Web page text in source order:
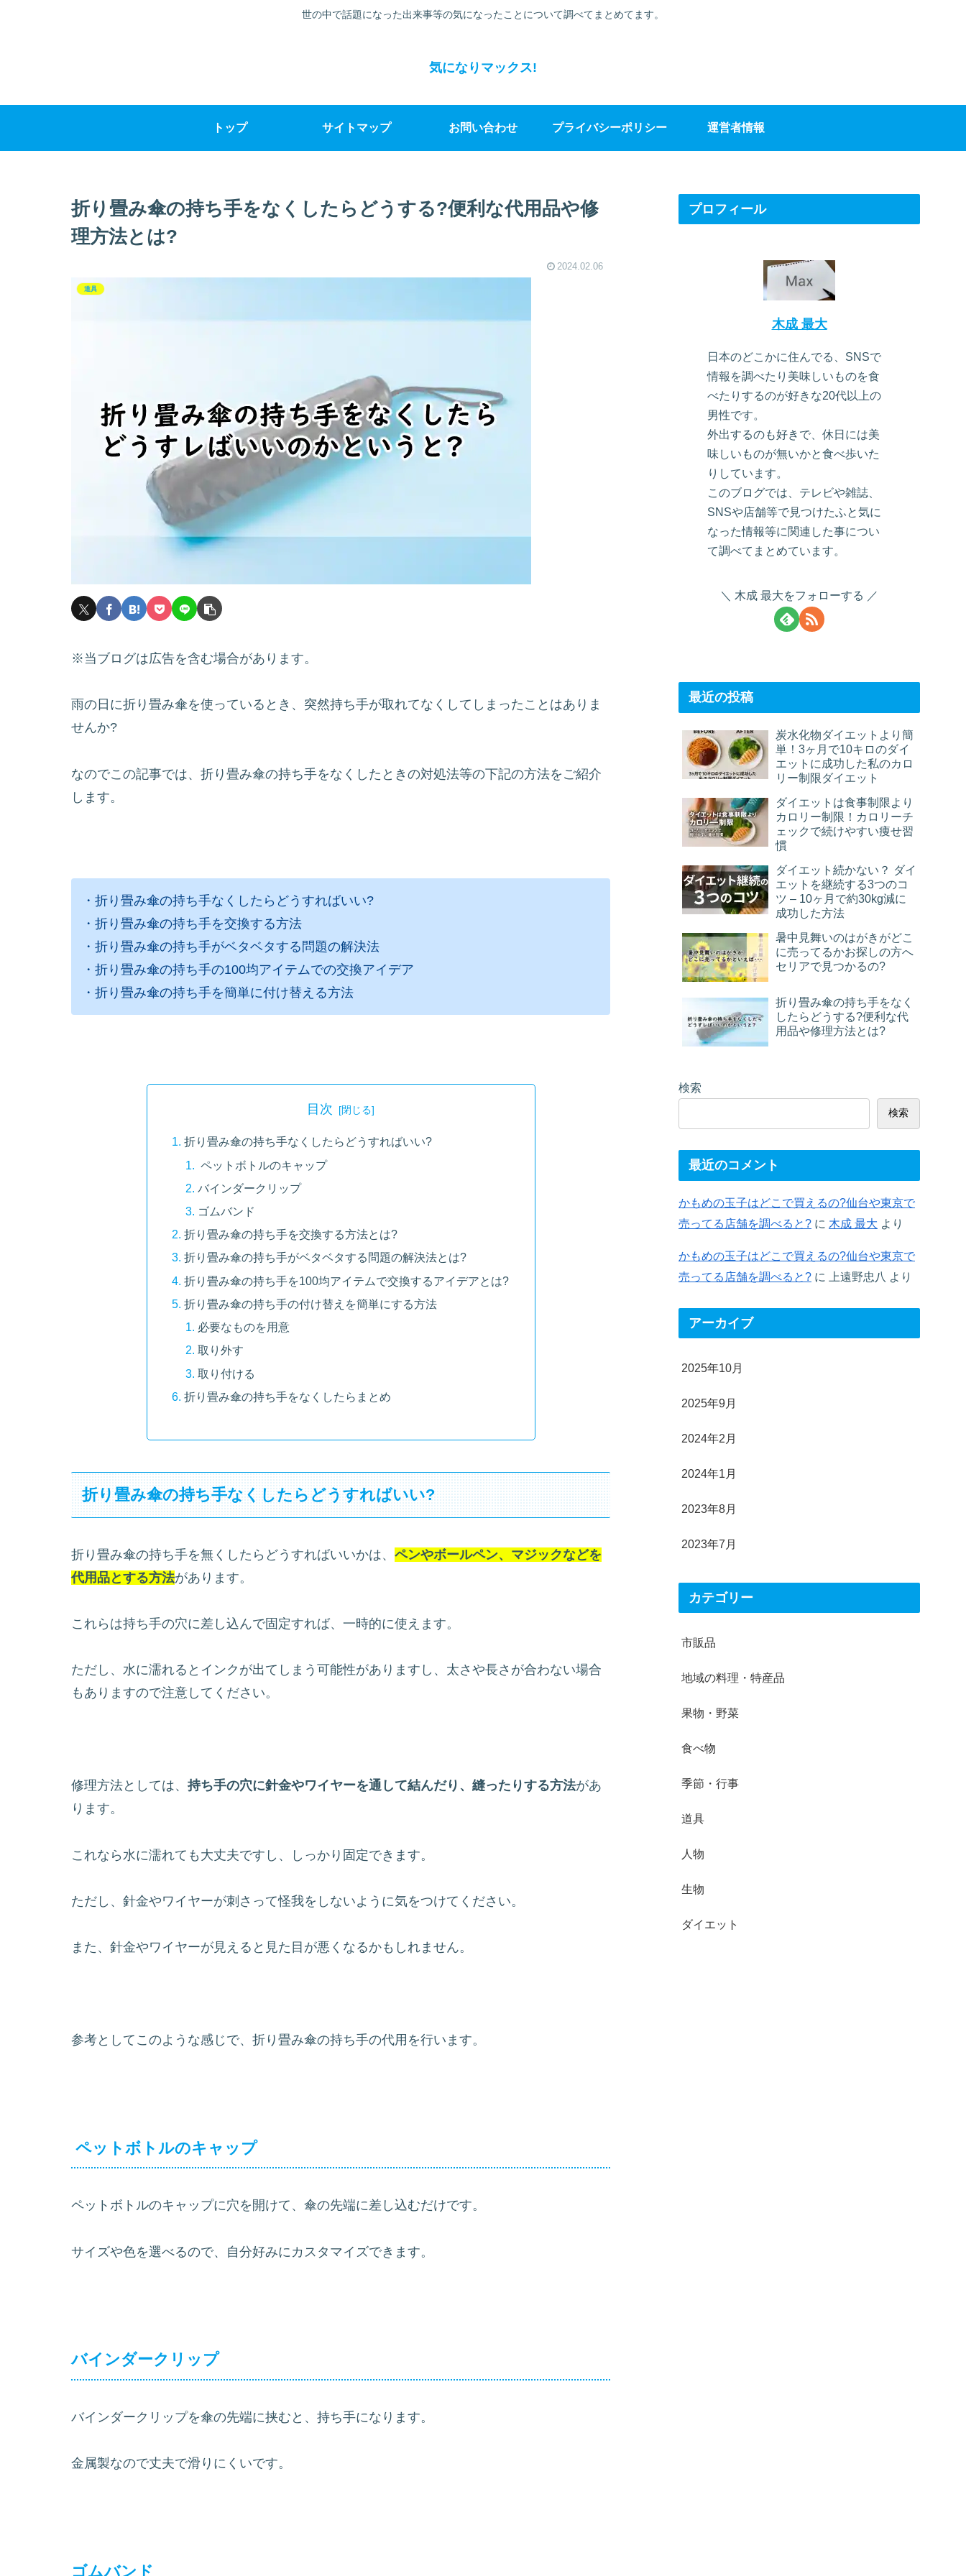
世の中で話題になった出来事等の気になったことについて調べてまとめてます。
気になりマックス!
トップ サイトマップ お問い合わせ プライバシーポリシー 運営者情報
折り畳み傘の持ち手をなくしたらどうする?便利な代用品や修
理方法とは?
2024.02.06
道具
※当ブログは広告を含む場合があります。
雨の日に折り畳み傘を使っているとき、突然持ち手が取れてなくしてしまったことはありま
せんか?
なのでこの記事では、折り畳み傘の持ち手をなくしたときの対処法等の下記の方法をご紹介
します。
・折り畳み傘の持ち手なくしたらどうすればいい?
・折り畳み傘の持ち手を交換する方法
・折り畳み傘の持ち手がベタベタする問題の解決法
・折り畳み傘の持ち手の100均アイテムでの交換アイデア
・折り畳み傘の持ち手を簡単に付け替える方法
目次
折り畳み傘の持ち手なくしたらどうすればいい?
ペットボトルのキャップ
バインダークリップ
ゴムバンド
折り畳み傘の持ち手を交換する方法とは?
折り畳み傘の持ち手がベタベタする問題の解決法とは?
折り畳み傘の持ち手を100均アイテムで交換するアイデアとは?
折り畳み傘の持ち手の付け替えを簡単にする方法
必要なものを用意
取り外す
取り付ける
折り畳み傘の持ち手をなくしたらまとめ
折り畳み傘の持ち手なくしたらどうすればいい?
折り畳み傘の持ち手を無くしたらどうすればいいかは、 ペンやボールペン、マジックなどを
代用品とする方法があります。
これらは持ち手の穴に差し込んで固定すれば、一時的に使えます。
ただし、水に濡れるとインクが出てしまう可能性がありますし、太さや長さが合わない場合
もありますので注意してください。
修理方法としては、 持ち手の穴に針金やワイヤーを通して結んだり、縫ったりする方法があ
ります。
これなら水に濡れても大丈夫ですし、しっかり固定できます。
ただし、針金やワイヤーが刺さって怪我をしないように気をつけてください。
また、針金やワイヤーが見えると見た目が悪くなるかもしれません。
参考としてこのような感じで、折り畳み傘の持ち手の代用を行います。
ペットボトルのキャップ
ペットボトルのキャップに穴を開けて、傘の先端に差し込むだけです。
サイズや色を選べるので、自分好みにカスタマイズできます。
バインダークリップ
バインダークリップを傘の先端に挟むと、持ち手になります。
金属製なので丈夫で滑りにくいです。
ゴムバンド
プロフィール
木成 最大
日本のどこかに住んでる、SNSで
情報を調べたり美味しいものを食
べたりするのが好きな20代以上の
男性です。
外出するのも好きで、休日には美
味しいものが無いかと食べ歩いた
りしています。
このブログでは、テレビや雑誌、
SNSや店舗等で見つけたふと気に
なった情報等に関連した事につい
て調べてまとめています。
木成 最大をフォローする
最近の投稿
炭水化物ダイエットより簡
単！3ヶ月で10キロのダイ
エットに成功した私のカロ
リー制限ダイエット
ダイエットは食事制限より
カロリー制限！カロリーチ
ェックで続けやすい痩せ習
慣
ダイエット続かない？ ダイ
エットを継続する3つのコ
ツ – 10ヶ月で約30kg減に
成功した方法
暑中見舞いのはがきがどこ
に売ってるかお探しの方へ
セリアで見つかるの?
折り畳み傘の持ち手をなく
したらどうする?便利な代
用品や修理方法とは?
検索
検索
最近のコメント
かもめの玉子はどこで買えるの?仙台や東京で
売ってる店舗を調べると? に 木成 最大 より
かもめの玉子はどこで買えるの?仙台や東京で
売ってる店舗を調べると? に 上遠野忠八 より
アーカイブ
2025年10月
2025年9月
2024年2月
2024年1月
2023年8月
2023年7月
カテゴリー
市販品
地域の料理・特産品
果物・野菜
食べ物
季節・行事
道具
人物
生物
ダイエット